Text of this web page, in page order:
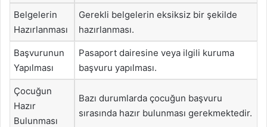
Belgelerin
Hazırlanması
Gerekli belgelerin eksiksiz bir şekilde
hazırlanması.
Başvurunun
Yapılması
Pasaport dairesine veya ilgili kuruma
başvuru yapılması.
Çocuğun
Hazır
Bulunması
Bazı durumlarda çocuğun başvuru
sırasında hazır bulunması gerekmektedir.